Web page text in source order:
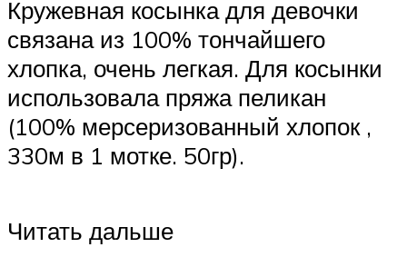
Кружевная косынка для девочки
связана из 100% тончайшего
хлопка, очень легкая. Для косынки
использовала пряжа пеликан
(100% мерсеризованный хлопок ,
330м в 1 мотке. 50гр).
Читать дальше